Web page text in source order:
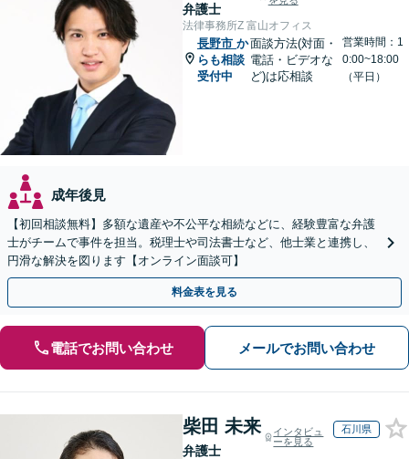
弁護士
法律事務所Z 富山オフィス
長野市 か
らも相談
受付中
面談方法(対面・
電話・ビデオな
ど)は応相談
営業時間：1
0:00~18:00
（平日）
成年後見
【初回相談無料】多額な遺産や不公平な相続などに、経験豊富な弁護
士がチームで事件を担当。税理士や司法書士など、他士業と連携し、
円滑な解決を図ります【オンライン面談可】
料金表を見る
電話でお問い合わせ メールでお問い合わせ
柴田 未来
弁護士
インタビュ
ーを見る
石川県